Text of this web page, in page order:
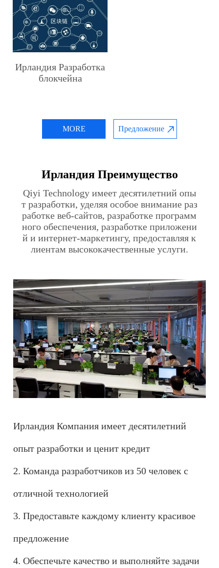
Ирландия Разработка
блокчейна
MORE Предложение
Ирландия Преимущество
Qiyi Technology имеет десятилетний опы
т разработки, уделяя особое внимание раз
работке веб-сайтов, разработке программ
ного обеспечения, разработке приложени
й и интернет-маркетингу, предоставляя к
лиентам высококачественные услуги.
Ирландия Компания имеет десятилетний
опыт разработки и ценит кредит
2. Команда разработчиков из 50 человек с
отличной технологией
3. Предоставьте каждому клиенту красивое
предложение
4. Обеспечьте качество и выполняйте задачи